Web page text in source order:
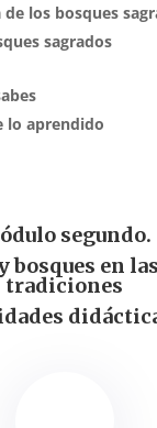
los bosques
sagrados
lo aprendido
segundo.
bosques en
tradiciones